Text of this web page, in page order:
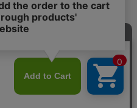
サイト
ALL Rights Reserved.